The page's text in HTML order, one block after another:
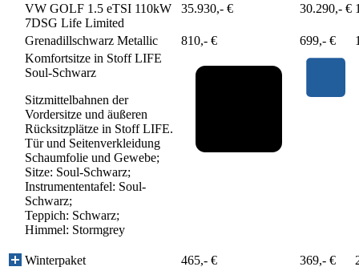
VW GOLF 1.5 eTSI 110kW
7DSG Life Limited
35.930,- € 30.290,- €
Grenadillschwarz Metallic 810,- € 699,- €
Komfortsitze in Stoff LIFE
Soul-Schwarz
Sitzmittelbahnen der
Vordersitze und äußeren
Rücksitzplätze in Stoff LIFE.
Tür und Seitenverkleidung
Schaumfolie und Gewebe;
Sitze: Soul-Schwarz;
Instrumententafel: Soul-
Schwarz;
Teppich: Schwarz;
Himmel: Stormgrey
Winterpaket
465,- € 369,- €